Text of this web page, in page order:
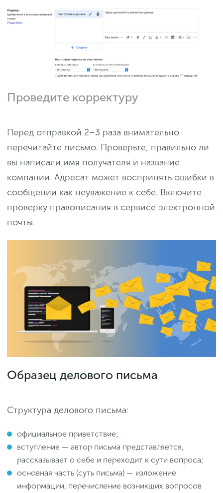
Проведите корректуру
Перед отправкой 2–3 раза внимательно
перечитайте письмо. Проверьте, правильно ли
вы написали имя получателя и название
компании. Адресат может воспринять ошибки в
сообщении как неуважение к себе. Включите
проверку правописания в сервисе электронной
почты.
Образец делового письма
Структура делового письма:
официальное приветствие;
вступление — автор письма представляется,
рассказывает о себе и переходит к сути вопроса;
основная часть (суть письма) — изложение
информации, перечисление возникших вопросов